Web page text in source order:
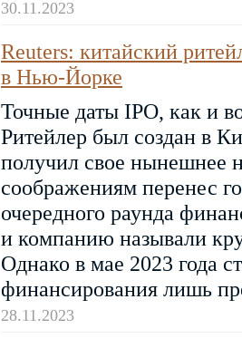
30.11.2023
Reuters: китайский
в Нью-Йорке
Точные даты IPO, как и
Ритейлер был создан в
получил свое нынешнее
соображениям перенес
очередного раунда
и компанию называли
Однако в мае 2023 года
финансирования лишь
28.11.2023